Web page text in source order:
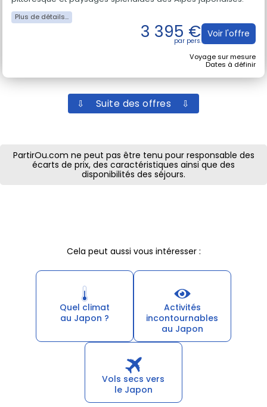
3 395 € Voir l'offre
Voyage sur mesure
Dates à définir
⇩ Suite des offres ⇩
PartirOu.com ne peut pas être tenu pour responsable des
écarts de prix, des caractéristiques ainsi que des
disponibilités des séjours.
Cela peut aussi vous intéresser :
Quel climat
au Japon ?
Activités
incontournables
au Japon
Vols secs vers
le Japon